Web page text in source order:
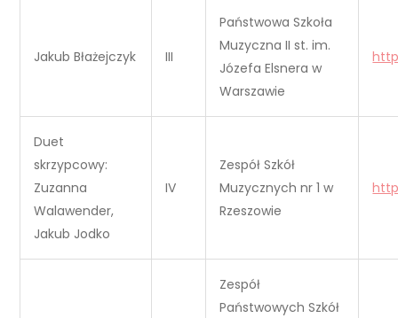
Jakub Błażejczyk III
Państwowa Szkoła
Muzyczna II st. im.
Józefa Elsnera w
Warszawie
Duet
skrzypcowy:
Zuzanna
Walawender,
Jakub Jodko
IV
Zespół Szkół
Muzycznych nr 1 w
Rzeszowie
Zespół
Państwowych Szkół